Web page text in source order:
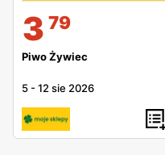
3 79
Piwo Żywiec
5 -12 sie 2026